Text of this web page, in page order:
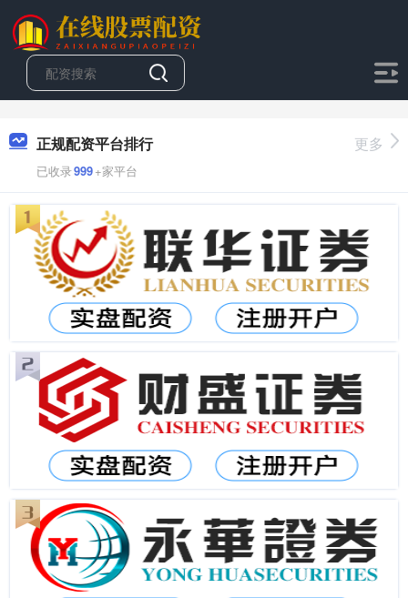
正规配资平台排行
已收录999+家平台
更多